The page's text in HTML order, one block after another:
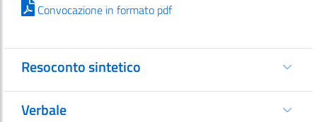
Convocazione in formato pdf
Resoconto sintetico
Verbale